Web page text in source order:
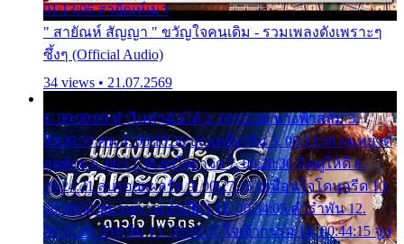
01:13:06 สายัณห์เมา
" สายัณห์ สัญญา " ขวัญใจคนเดิม - รวมเพลงดังเพราะๆ
ซึ้งๆ (Official Audio)
34 views • 21.07.2569
1. 00:00:00 ทำไมทำฉันได้ 2. 00:03:20 นางฟ้าสลัม 3.
00:06:50 คน 4. 00:10:36 บุญเหลือเกิน 5. 00:13:58 ฝนหยาด
สุดท้าย 6. 00:17:30 ยาใจยาจก 7. 00:20:30 คิดดูให้ดี 8.
00:24:21 ลบรอยแผลรัก 9. 00:27:35 เหมือนใจโดนกรีด 10.
00:30:54 ขบวนการเปาเปียว 11. 00:34:05 คำรำพัน 12.
00:37:20 ปาหนัน 13. 00:40:37 ใจเจ้ากรรม 14. 00:44:15 จูบ